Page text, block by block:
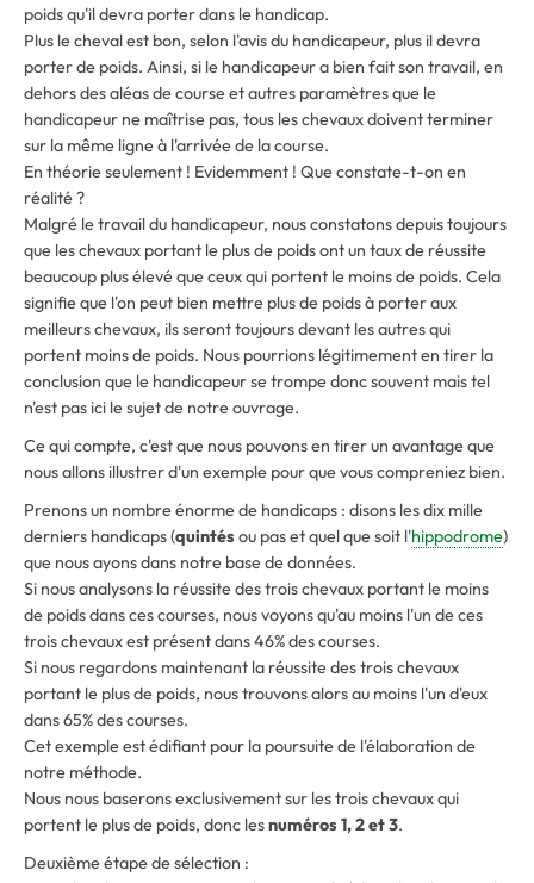
poids qu'il devra porter dans le handicap.
Plus le cheval est bon, selon l'avis du handicapeur, plus il devra
porter de poids. Ainsi, si le handicapeur a bien fait son travail, en
dehors des aléas de course et autres paramètres que le
handicapeur ne maîtrise pas, tous les chevaux doivent terminer
sur la même ligne à l'arrivée de la course.
En théorie seulement ! Evidemment ! Que constate-t-on en
réalité ?
Malgré le travail du handicapeur, nous constatons depuis toujours
que les chevaux portant le plus de poids ont un taux de réussite
beaucoup plus élevé que ceux qui portent le moins de poids. Cela
signifie que l'on peut bien mettre plus de poids à porter aux
meilleurs chevaux, ils seront toujours devant les autres qui
portent moins de poids. Nous pourrions légitimement en tirer la
conclusion que le handicapeur se trompe donc souvent mais tel
n'est pas ici le sujet de notre ouvrage.
Ce qui compte, c'est que nous pouvons en tirer un avantage que
nous allons illustrer d'un exemple pour que vous compreniez bien.
Prenons un nombre énorme de handicaps : disons les dix mille
derniers handicaps (quintés ou pas et quel que soit l'hippodrome)
que nous ayons dans notre base de données.
Si nous analysons la réussite des trois chevaux portant le moins
de poids dans ces courses, nous voyons qu'au moins l'un de ces
trois chevaux est présent dans 46% des courses.
Si nous regardons maintenant la réussite des trois chevaux
portant le plus de poids, nous trouvons alors au moins l'un d'eux
dans 65% des courses.
Cet exemple est édifiant pour la poursuite de l'élaboration de
notre méthode.
Nous nous baserons exclusivement sur les trois chevaux qui
portent le plus de poids, donc lesnuméros 1, 2 et 3.
Deuxième étape de sélection :